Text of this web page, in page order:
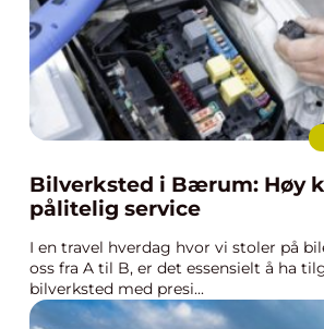
Bilverksted i Bærum: Høy
pålitelig service
I en travel hverdag hvor vi stoler på
oss fra A til B, er det essensielt å ha
bilverksted med presi...